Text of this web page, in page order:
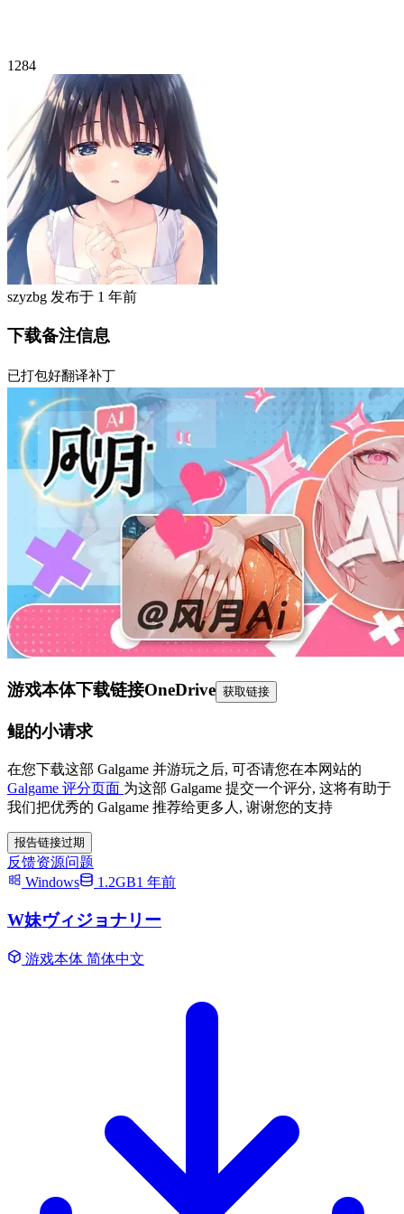
1284
szyzbg 发布于 1 年前
下载备注信息
已打包好翻译补丁
游戏本体下载链接OneDrive 获取链接
鲲的小请求
在您下载这部 Galgame 并游玩之后, 可否请您在本网站的
Galgame 评分页面 为这部 Galgame 提交一个评分, 这将有助于
我们把优秀的 Galgame 推荐给更多人, 谢谢您的支持
报告链接过期
反馈资源问题
Windows
1.2GB1 年前
W妹ヴィジョナリー
游戏本体 简体中文